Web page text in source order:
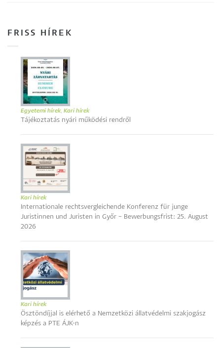
FRISS HÍREK
Egyetemi hírek, Kari hírek
Tájékoztatás nyári működési rendről
Kari hírek
Internationale rechtsvergleichende Konferenz für junge
Juristinnen und Juristen in Győr – Bewerbungsfrist: 25. August
2026
Kari hírek
Ösztöndíjjal is elérhető a Nemzetközi állatvédelmi szakjogász
képzés a PTE ÁJK-n